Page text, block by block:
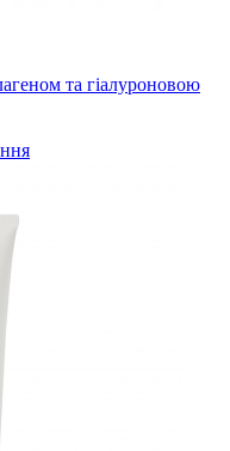
та гіалуроновою